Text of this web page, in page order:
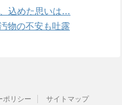
込めた思いは…
物の不安も吐露
ポリシー サイトマップ